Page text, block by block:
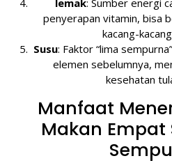
penyerapan vitamin, bisa
kacang-
Susu: Faktor “lima
elemen sebelumnya,
kesehatan
Manfaat
Makan Empat